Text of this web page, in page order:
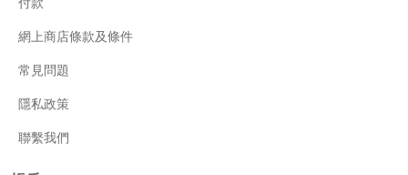
網上商店條款及條件
常見問題
隱私政策
聯繫我們